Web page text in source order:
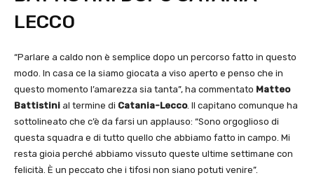
LECCO
“Parlare a caldo non è semplice dopo un percorso fatto in questo
modo. In casa ce la siamo giocata a viso aperto e penso che in
questo momento l’amarezza sia tanta”, ha commentato Matteo
Battistini al termine di Catania-Lecco. Il capitano comunque ha
sottolineato che c’è da farsi un applauso: “Sono orgoglioso di
questa squadra e di tutto quello che abbiamo fatto in campo. Mi
resta gioia perché abbiamo vissuto queste ultime settimane con
felicità. È un peccato che i tifosi non siano potuti venire”.